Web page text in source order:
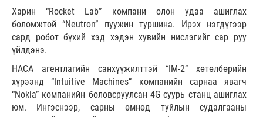
Харин “Rocket Lab” компани олон удаа ашиглах
боломжтой “Neutron” пуужин туршина. Ирэх нэгдүгээр
сард робот бүхий хэд хэдэн хувийн нислэгийг сар руу
үйлдэнэ.
НАСА агентлагийн санхүүжилттэй “IM-2” хөтөлбөрийн
хүрээнд “Intuitive Machines” компанийн сарнаа явагч
“Nokia” компанийн боловсруулсан 4G суурь станц ашиглах
юм. Ингэснээр, сарны өмнөд туйлын судалгааны